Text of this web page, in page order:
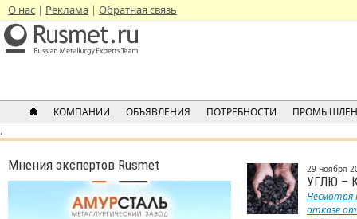
О нас Реклама Обратная связь
КОМПАНИИ ОБЪЯВЛЕНИЯ ПОТРЕБНОСТИ
.
Мнения экспертов Rusmet 29 ноября
УГЛЮ –
Несмотря
отказе от